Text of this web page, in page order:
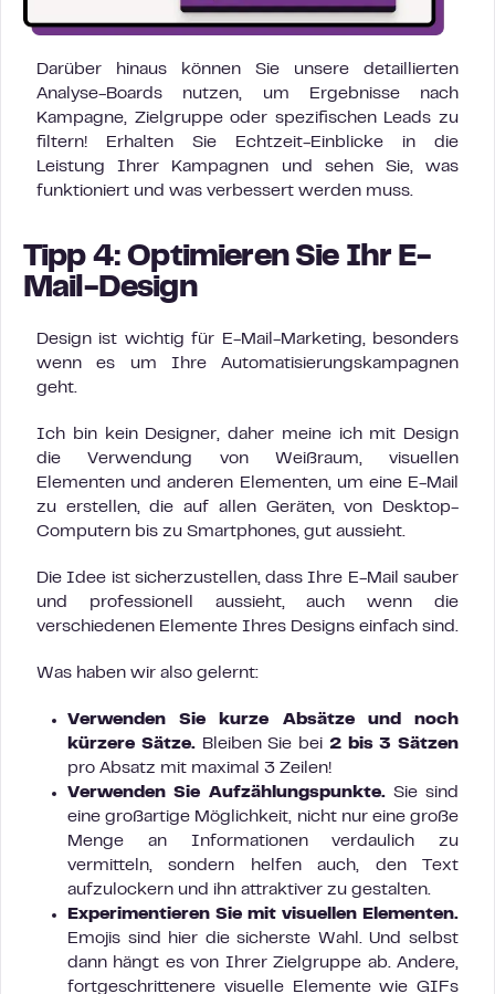
Darüber hinaus können Sie unsere detaillierten
Analyse-Boards nutzen, um Ergebnisse nach
Kampagne, Zielgruppe oder spezifischen Leads zu
filtern! Erhalten Sie Echtzeit-Einblicke in die
Leistung Ihrer Kampagnen und sehen Sie, was
funktioniert und was verbessert werden muss.
Tipp 4: Optimieren Sie Ihr E-
Mail-Design
Design ist wichtig für E-Mail-Marketing, besonders
wenn es um Ihre Automatisierungskampagnen
geht.
Ich bin kein Designer, daher meine ich mit Design
die Verwendung von Weißraum, visuellen
Elementen und anderen Elementen, um eine E-Mail
zu erstellen, die auf allen Geräten, von Desktop-
Computern bis zu Smartphones, gut aussieht.
Die Idee ist sicherzustellen, dass Ihre E-Mail sauber
und professionell aussieht, auch wenn die
verschiedenen Elemente Ihres Designs einfach sind.
Was haben wir also gelernt:
Verwenden Sie kurze Absätze und noch
kürzere Sätze.Bleiben Sie bei 2 bis 3 Sätzen
pro Absatz mit maximal 3 Zeilen!
Verwenden Sie Aufzählungspunkte.Sie sind
eine großartige Möglichkeit, nicht nur eine große
Menge an Informationen verdaulich zu
vermitteln, sondern helfen auch, den Text
aufzulockern und ihn attraktiver zu gestalten.
Experimentieren Sie mit visuellen Elementen.
Emojis sind hier die sicherste Wahl. Und selbst
dann hängt es von Ihrer Zielgruppe ab. Andere,
fortgeschrittenere visuelle Elemente wie GIFs